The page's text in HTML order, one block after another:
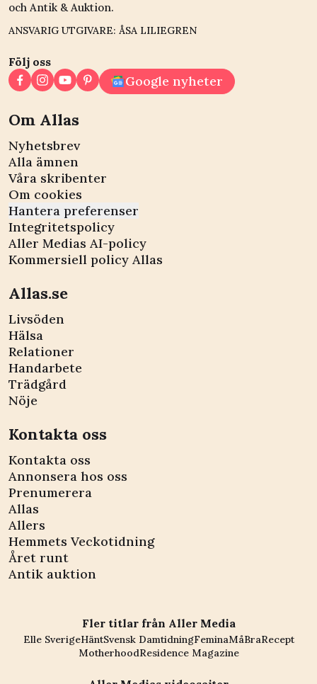
och Antik & Auktion.
ANSVARIG UTGIVARE: ÅSA LILIEGREN
Följ oss
Google nyheter
Om Allas
Nyhetsbrev
Alla ämnen
Våra skribenter
Om cookies
Hantera preferenser
Integritetspolicy
Aller Medias AI-policy
Kommersiell policy Allas
Allas.se
Livsöden
Hälsa
Relationer
Handarbete
Trädgård
Nöje
Kontakta oss
Kontakta oss
Annonsera hos oss
Prenumerera
Allas
Allers
Hemmets Veckotidning
Året runt
Antik auktion
Fler titlar från Aller Media
Elle SverigeHäntSvensk DamtidningFeminaMåBraRecept
MotherhoodResidence Magazine